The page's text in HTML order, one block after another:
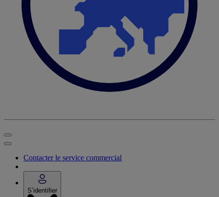
Contacter le service commercial
S’identifier